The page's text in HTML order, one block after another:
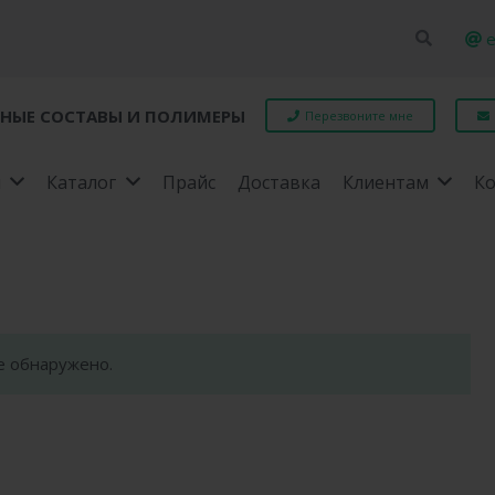
СОСТАВЫ И ПОЛИМЕРЫ Перезвоните мне
Каталог Прайс Доставка Клиентам
обнаружено.